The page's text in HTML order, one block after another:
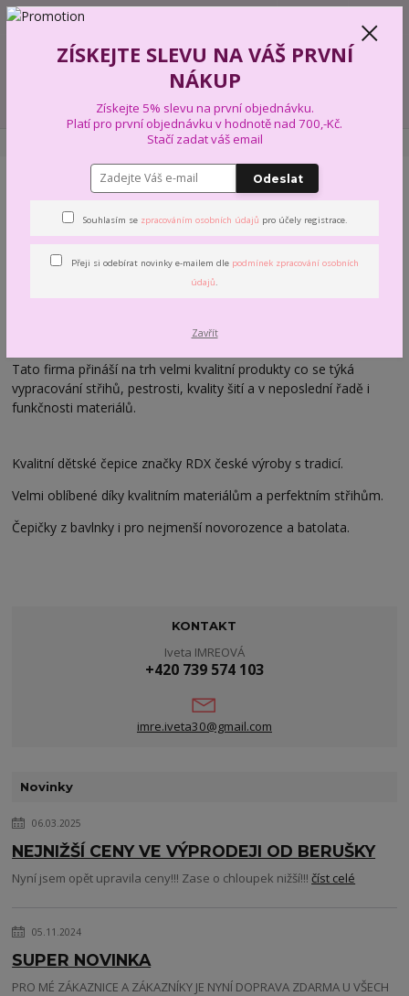
+420 739 574 103
0,00 Kč
DĚTSKÉ ČEPICE RDX LÉTO
LÉTO
Skvěle padnoucí a pohodlné dětské a kojenecké čepice značky
RDX české výroby s tradicí.
Velký výběr kojeneckých zavazovacích i nasazovacích čepicí a
Tato firma přináší na trh velmi kvalitní produkty co se týká
vypracování střihů, pestrosti, kvality šití a v neposlední řadě i
funkčnosti materiálů.
Kvalitní dětské čepice značky RDX české výroby s tradicí.
Velmi oblíbené díky kvalitním materiálům a perfektním střihům.
Čepičky z bavlnky i pro nejmenší novorozence a batolata.
KONTAKT
Iveta IMREOVÁ
+420 739 574 103
imre.iveta30@gmail.com
Novinky
06.03.2025
NEJNIŽŠÍ CENY VE VÝPRODEJI OD BERUŠKY
Nyní jsem opět upravila ceny!!! Zase o chloupek nižší!!!číst celé
05.11.2024
SUPER NOVINKA
PRO MÉ ZÁKAZNICE A ZÁKAZNÍKY JE NYNÍ DOPRAVA ZDARMA U VŠECH
ZÍSKEJTE SLEVU NA VÁŠ PRVNÍ
NÁKUP
Získejte 5% slevu na první objednávku.
Platí pro první objednávku v hodnotě nad 700,-Kč.
Stačí zadat váš email
Odeslat
Souhlasím se zpracováním osobních údajů pro účely registrace.
Přeji si odebírat novinky e-mailem dle podmínek zpracování osobních
údajů.
Zavřít